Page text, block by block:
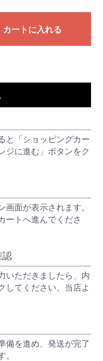
カートに入れる
と「ショッピングカー
ジに進む」ボタンをク
面が表示されます。
ートへ進んでくださ
認
いただきましたら、内
してください。当店よ
備を進め、発送が完了
。